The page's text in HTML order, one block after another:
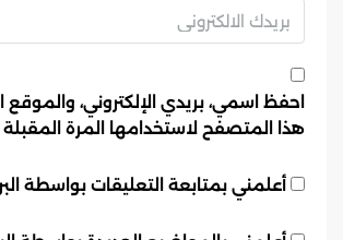
احفظ اسمي، بريدي الإلكتروني، والموقع
هذا المتصفح لاستخدامها المرة
أعلمني بمتابعة التعليقات بواسطة